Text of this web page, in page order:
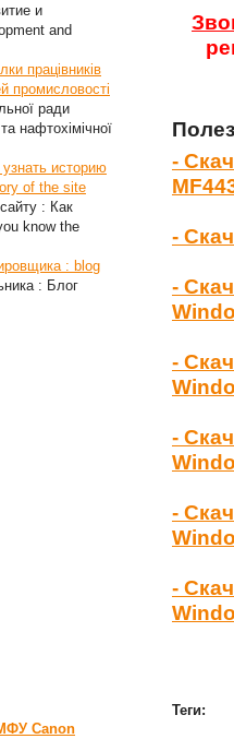
и
and
працівників
промисловості
ради
нафтохімічної
узнать историю
of the site
: Как
know the
: blog
: Блог
Canon
-
-
-
-
-
-
-
Теги: